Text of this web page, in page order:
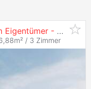
Zimmer Terrassen-Wohnung inkl. Küche
/ 3 Zimmer